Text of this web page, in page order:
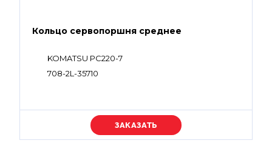
Кольцо сервопоршня среднее
KOMATSU PC220-7
708-2L-35710
Уточняйте цену